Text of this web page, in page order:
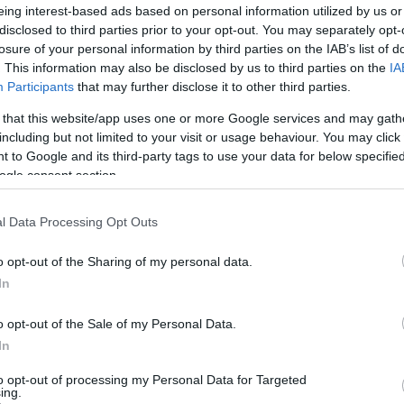
interest-based ads based on personal information utilized by us
to third parties prior to your opt-out. You may separately
of your personal information by third parties on the IAB’s list of
This information may also be disclosed by us to third parties on the
Participants that may further disclose it to other third parties.
that this website/app uses one or more Google services and may
but not limited to your visit or usage behaviour. You may
to Google and its third-party tags to use your data for below
consent section.
Data Processing Opt Outs
opt-out of the Sharing of my personal data.
opt-out of the Sale of my Personal Data.
opt-out of processing my Personal Data for Targeted
nem kell félniük, de körültekintőnek
fel kell készülnie.